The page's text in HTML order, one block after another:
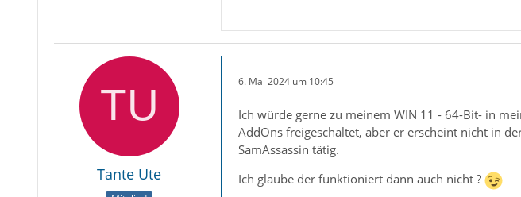
Tante Ute
6. Mai 2024 um 10:45
Ich würde gerne zu meinem WIN 11 - 64-Bit- in
AddOns freigeschaltet, aber er erscheint nicht in
SamAssassin tätig.
Ich glaube der funktioniert dann auch nicht ?